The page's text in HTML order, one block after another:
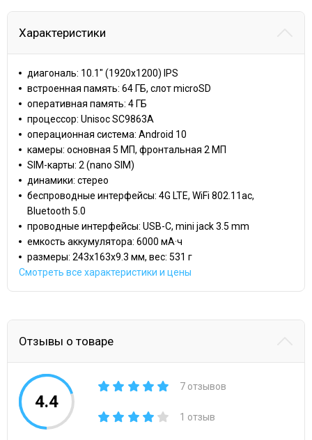
Характеристики
диагональ: 10.1" (1920x1200) IPS
встроенная память: 64 ГБ, слот microSD
оперативная память: 4 ГБ
процессор: Unisoc SC9863A
операционная система: Android 10
камеры: основная 5 МП, фронтальная 2 МП
SIM-карты: 2 (nano SIM)
динамики: стерео
беспроводные интерфейсы: 4G LTE, WiFi 802.11ac,
Bluetooth 5.0
проводные интерфейсы: USB-C, mini jack 3.5 mm
емкость аккумулятора: 6000 мА·ч
размеры: 243x163x9.3 мм, вес: 531 г
Смотреть все характеристики и цены
Отзывы о товаре
4.4
7 отзывов
1 отзыв